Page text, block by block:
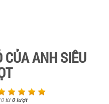
CỦA ANH SIÊU
từ0lượt